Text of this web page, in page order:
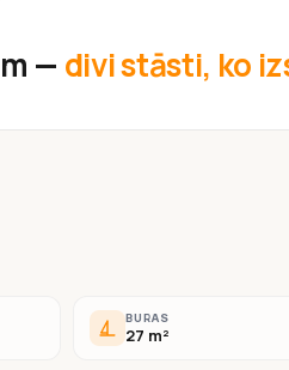
— divi stāsti, ko
BURAS
27 m²